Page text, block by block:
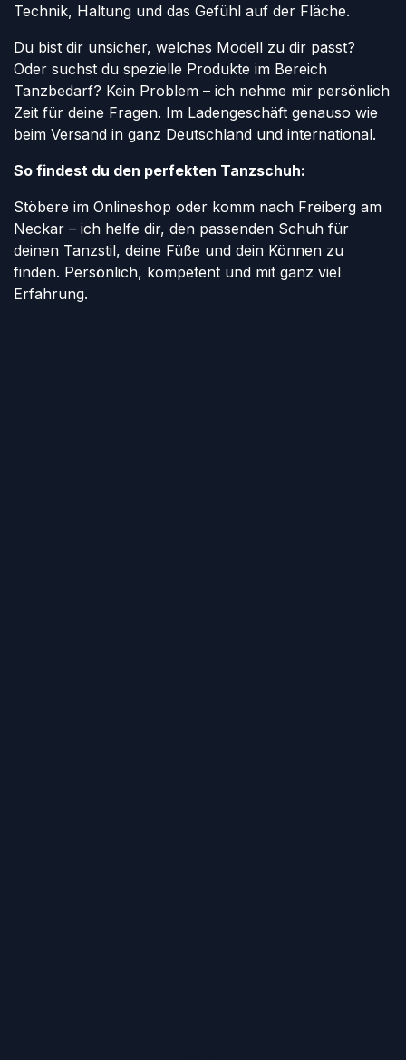
Technik, Haltung und das Gefühl auf der Fläche.
Du bist dir unsicher, welches Modell zu dir passt?
Oder suchst du spezielle Produkte im Bereich
Tanzbedarf? Kein Problem – ich nehme mir persönlich
Zeit für deine Fragen. Im Ladengeschäft genauso wie
beim Versand in ganz Deutschland und international.
So findest du den perfekten Tanzschuh:
Stöbere im Onlineshop oder komm nach Freiberg am
Neckar – ich helfe dir, den passenden Schuh für
deinen Tanzstil, deine Füße und dein Können zu
finden. Persönlich, kompetent und mit ganz viel
Erfahrung.